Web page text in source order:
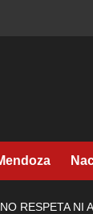
NO RESPETA NI